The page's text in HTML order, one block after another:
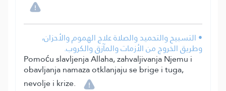
• التسبيح والتحميد والصلاة علاج الهموم والأحزان،
وطريق الخروج من الأزمات والمآزق والكروب.
Pomoću slavljenja Allaha, zahvaljivanja Njemu i
obavljanja namaza otklanjaju se brige i tuga,
nevolje i krize.